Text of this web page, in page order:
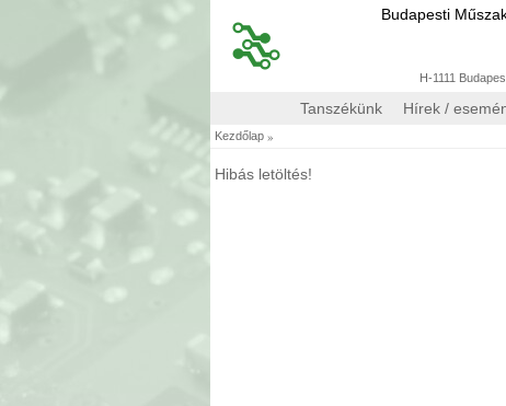
Budapesti
H-1111
Tanszékünk Hírek /
Kezdőlap »
Hibás letöltés!